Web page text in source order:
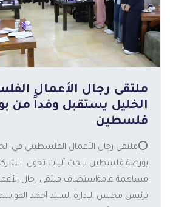
ملتقى رجال الأعمال
الخليل يستقبل وفداً من
فلسطين
⭕️ملتقى رجال الأعمال الفلسطيني في
بورصة فلسطين لبحث آليات تحول
مساهمة عامةاستضاف ملتقى رجال
برئيس مجلس الإدارة السيد أحمد